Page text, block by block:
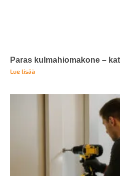
Paras kulmahiomakone –
Lue lisää